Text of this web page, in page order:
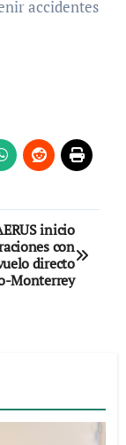
accidentes
inicio
con
directo
Monterrey